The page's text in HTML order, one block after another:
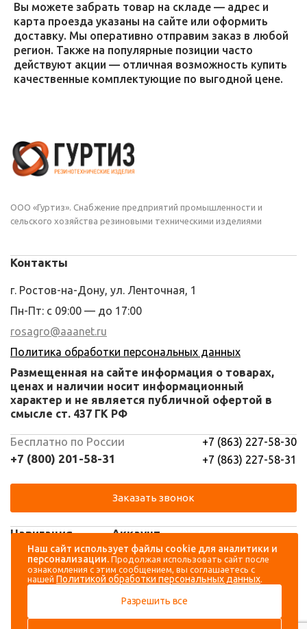
Вы можете забрать товар на складе — адрес и
карта проезда указаны на сайте или оформить
доставку. Мы оперативно отправим заказ в любой
регион. Также на популярные позиции часто
действуют акции — отличная возможность купить
качественные комплектующие по выгодной цене.
ООО «Гуртиз». Снабжение предприятий промышленности и
сельского хозяйства резиновыми техническими изделиями
Навигация
Каталог
О компании
Доставка и оплата
Аккаунт
Вход
Регистрация
Контакты
г. Ростов-на-Дону, ул. Ленточная, 1
Пн-Пт: с 09:00 — до 17:00
rosagro@aaanet.ru
Политика обработки персональных данных
Размещенная на сайте информация о товарах,
ценах и наличии носит информационный
характер и не является публичной офертой в
смысле ст. 437 ГК РФ
Бесплатно по России
+7 (800) 201-58-31
+7 (863) 227-58-30
+7 (863) 227-58-31
Заказать звонок
Наш сайт использует файлы cookie для аналитики и
персонализации. Продолжая использовать сайт после
ознакомления с этим сообщением, вы соглашаетесь с
нашей Политикой обработки персональных данных.
Разрешить все